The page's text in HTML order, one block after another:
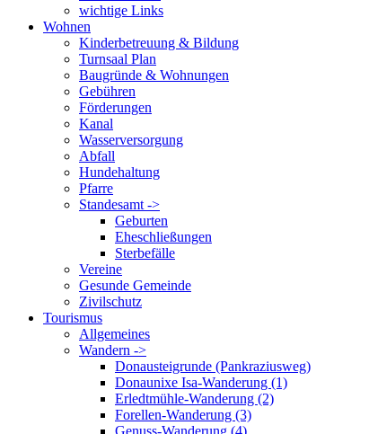
wichtige Links
Wohnen
Kinderbetreuung & Bildung
Turnsaal Plan
Baugründe & Wohnungen
Gebühren
Förderungen
Kanal
Wasserversorgung
Abfall
Hundehaltung
Pfarre
Standesamt ->
Geburten
Eheschließungen
Sterbefälle
Vereine
Gesunde Gemeinde
Zivilschutz
Tourismus
Allgemeines
Wandern ->
Donausteigrunde (Pankraziusweg)
Donaunixe Isa-Wanderung (1)
Erledtmühle-Wanderung (2)
Forellen-Wanderung (3)
Genuss-Wanderung (4)